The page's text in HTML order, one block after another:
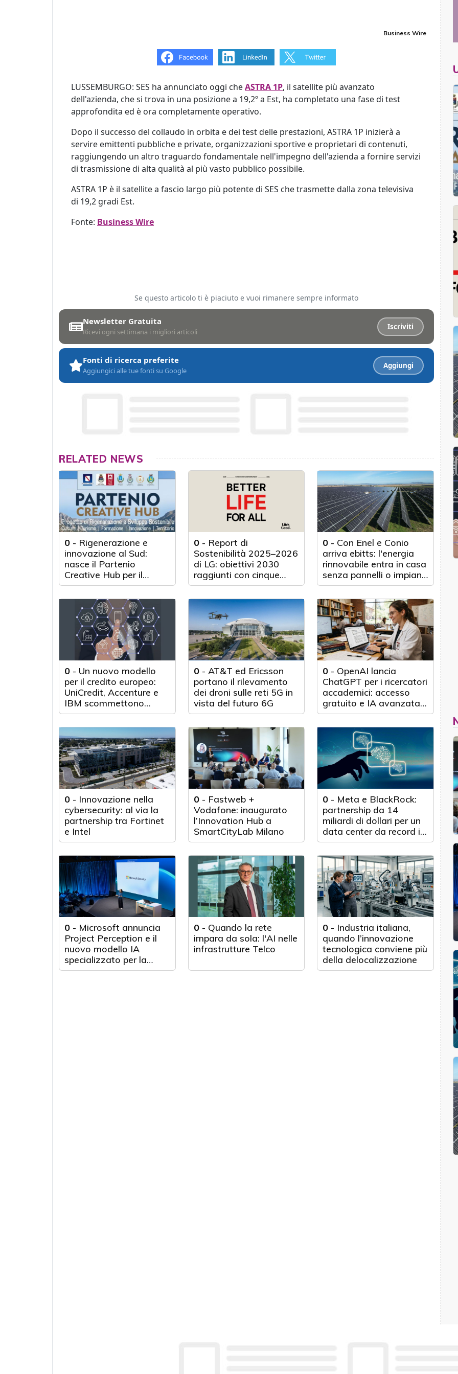
Business Wire
LUSSEMBURGO: SES ha annunciato oggi cheASTRA 1P, il satellite più avanzato
dell'azienda, che si trova in una posizione a 19,2º a Est, ha completato una fase di test
approfondita ed è ora completamente operativo.
Dopo il successo del collaudo in orbita e dei test delle prestazioni, ASTRA 1P inizierà a
servire emittenti pubbliche e private, organizzazioni sportive e proprietari di contenuti,
raggiungendo un altro traguardo fondamentale nell'impegno dell'azienda a fornire servizi
di trasmissione di alta qualità al più vasto pubblico possibile.
ASTRA 1P è il satellite a fascio largo più potente di SES che trasmette dalla zona televisiva
di 19,2 gradi Est.
Fonte: Business Wire
Se questo articolo ti è piaciuto e vuoi rimanere sempre informato
Newsletter Gratuita
Ricevi ogni settimana i migliori articoli
Iscriviti
Fonti di ricerca preferite
Aggiungici alle tue fonti su Google
Aggiungi
RELATED NEWS
0 - Rigenerazione e
innovazione al Sud:
nasce il Partenio
Creative Hub per il
rilancio del territorio
0- Report di
Sostenibilità 2025–2026
di LG: obiettivi 2030
raggiunti con cinque
anni d'anticipo
0 - Con Enel e Conio
arriva ebitts: l'energia
rinnovabile entra in casa
senza pannelli o impianti
fisici
0 - Un nuovo modello
per il credito europeo:
UniCredit, Accenture e
IBM scommettono
sull'innovazione
tecnologica
0- AT&T ed Ericsson
portano il rilevamento
dei droni sulle reti 5G in
vista del futuro 6G
0 - OpenAI lancia
ChatGPT per i ricercatori
accademici: accesso
gratuito e IA avanzata
per 100.000 scienziati
0 - Innovazione nella
cybersecurity: al via la
partnership tra Fortinet
e Intel
0- Fastweb +
Vodafone: inaugurato
l’Innovation Hub a
SmartCityLab Milano
0 - Meta e BlackRock:
partnership da 14
miliardi di dollari per un
data center da record in
Texas
0 - Microsoft annuncia
Project Perception e il
nuovo modello IA
specializzato per la
cybersecurity
0- Quando la rete
impara da sola: l'AI nelle
infrastrutture Telco
0 - Industria italiana,
quando l’innovazione
tecnologica conviene più
della delocalizzazione